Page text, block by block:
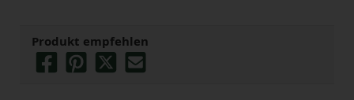
Produkt empfehlen